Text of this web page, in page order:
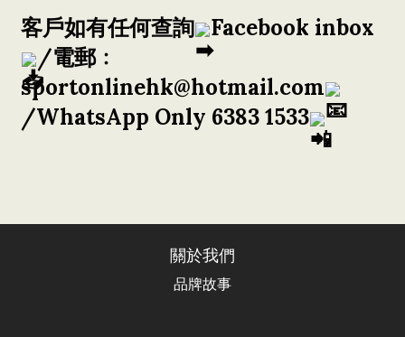
客戶如有任何查詢
Facebook inbox
/電郵﹕
sportonlinehk@hotmail.com
/WhatsApp Only 6383 1533
關於我們
品牌故事